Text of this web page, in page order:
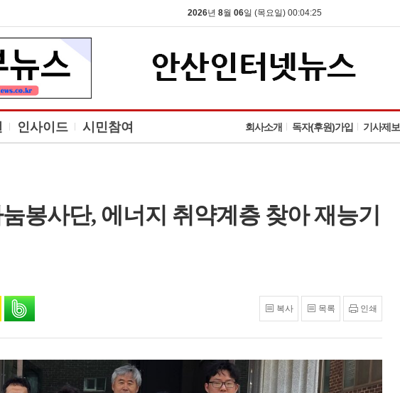
2026년 8월 06일 (목요일) 00:04:26
인사이드 시민참여 회사소개 독자(후원)가입 기사제보
봉사단, 에너지 취약계층 찾아 재능기
스토리로 공유
카카오톡으로 공유
복사 목록 인쇄